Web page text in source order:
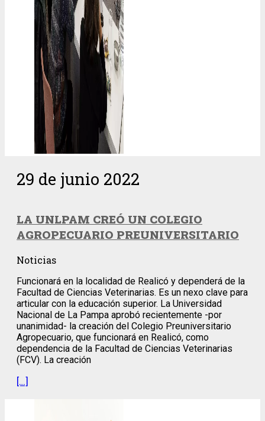
29 de junio 2022
LA UNLPAM CREÓ UN COLEGIO
AGROPECUARIO PREUNIVERSITARIO
Noticias
Funcionará en la localidad de Realicó y dependerá de la
Facultad de Ciencias Veterinarias. Es un nexo clave para
articular con la educación superior. La Universidad
Nacional de La Pampa aprobó recientemente -por
unanimidad- la creación del Colegio Preuniversitario
Agropecuario, que funcionará en Realicó, como
dependencia de la Facultad de Ciencias Veterinarias
(FCV). La creación
[…]